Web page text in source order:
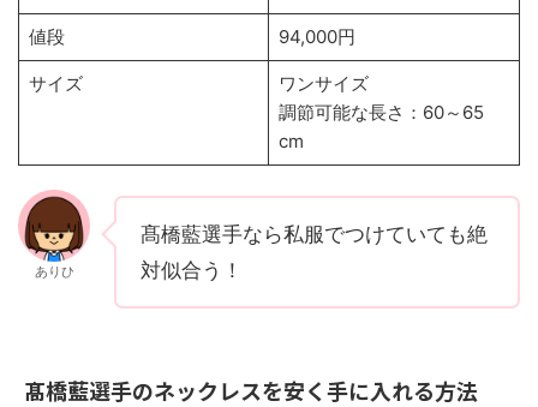
値段 94,000円
サイズ
ワンサイズ
調節可能な長さ：60～65
cm
ありひ
髙橋藍選手なら私服でつけていても絶
対似合う！
髙橋藍選手のネックレスを安く手に入れる方法